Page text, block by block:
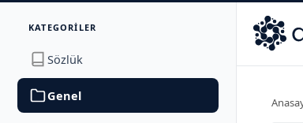
KATEGORILER
Sözlük
Genel
İletişim
Dijinika Avrasya Cad. Sitesi B Blok No: 17/2A,